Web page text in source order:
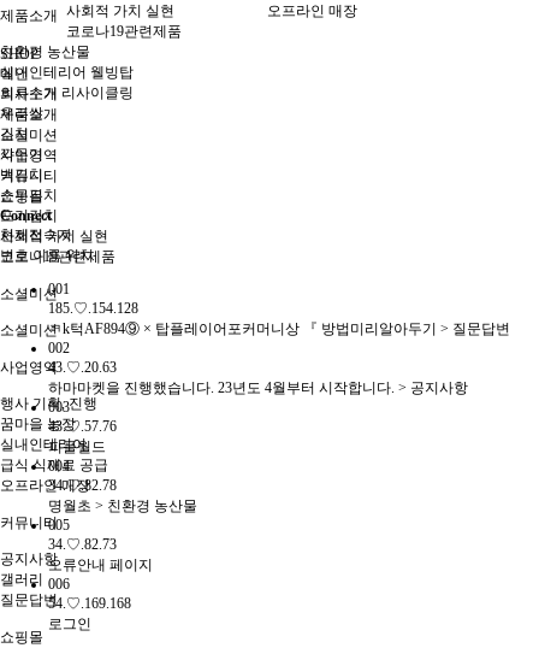
제품소개
친환경 농산물
실내인테리어 웰빙탑
의류수거 리사이클링
우리쌀
김치
깍두기
백김치
순무김치
포기김치
사회적 가치 실현
코로나19관련제품
소셜미션
소셜미션
사업영역
행사 기획, 진행
꿈마을 농장
실내인테리어
급식 식재료 공급
오프라인 매장
커뮤니티
공지사항
갤러리
질문답변
쇼핑몰
사회적 가치 실현
코로나19관련제품
오프라인 매장
SHOP
메인
회사소개
제품소개
소셜미션
사업영역
커뮤니티
쇼핑몰
Connect
현재접속자
번호 이름 위치
001
185.♡.154.128
ㅋk턱AF894⑨ × 탑플레이어포커머니상 『 방법미리알아두기 > 질문답변
002
43.♡.20.63
하마마켓을 진행했습니다. 23년도 4월부터 시작합니다. > 공지사항
003
43.♡.57.76
피플월드
004
34.♡.82.78
명월초 > 친환경 농산물
005
34.♡.82.73
오류안내 페이지
006
54.♡.169.168
로그인